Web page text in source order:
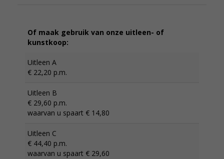
Of maak gebruik van onze uitleen- of
kunstkoop:
Uitleen A
€ 22,20 p.m.
Uitleen B
€ 29,60 p.m.
waarvan u spaart € 14,80
Uitleen C
€ 44,40 p.m.
waarvan u spaart € 29,60